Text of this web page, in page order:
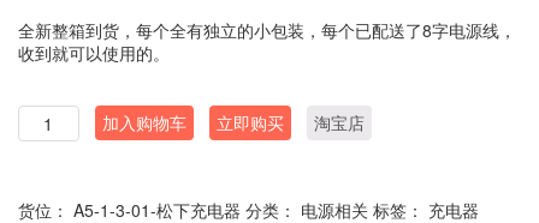
全新整箱到货，每个全有独立的小包装，每个已配送了8字电源线，
收到就可以使用的。
数
量
加入购物车 立即购买 淘宝店
货位： A5-1-3-01-松下充电器 分类： 电源相关 标签： 充电器